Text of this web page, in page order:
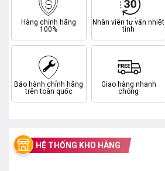
Hàng chính hãng
100%
Nhân viên tư vấn nhiệt
tình
Bảo hành chính hãng
trên toàn quốc
Giao hàng nhanh
chóng
HỆ THỐNG KHO HÀNG